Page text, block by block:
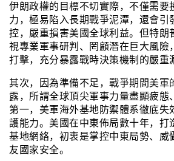
伊朗政權的目標不切實際，不僅需要
力，極易陷入長期戰爭泥潭，還會引
控，嚴重損害美國全球利益。但特朗
視專業軍事研判、罔顧潛在巨大風險
打擊，充分暴露戰時決策機制的嚴重
其次，因為準備不足，戰爭期間美軍
露，所謂全球頂尖軍事力量盡顯疲態
第一，美軍海外基地防禦體系徹底失
護能力。美國在中東佈局數十年，打
基地網絡，初衷是掌控中東局勢、威
友國家安全。